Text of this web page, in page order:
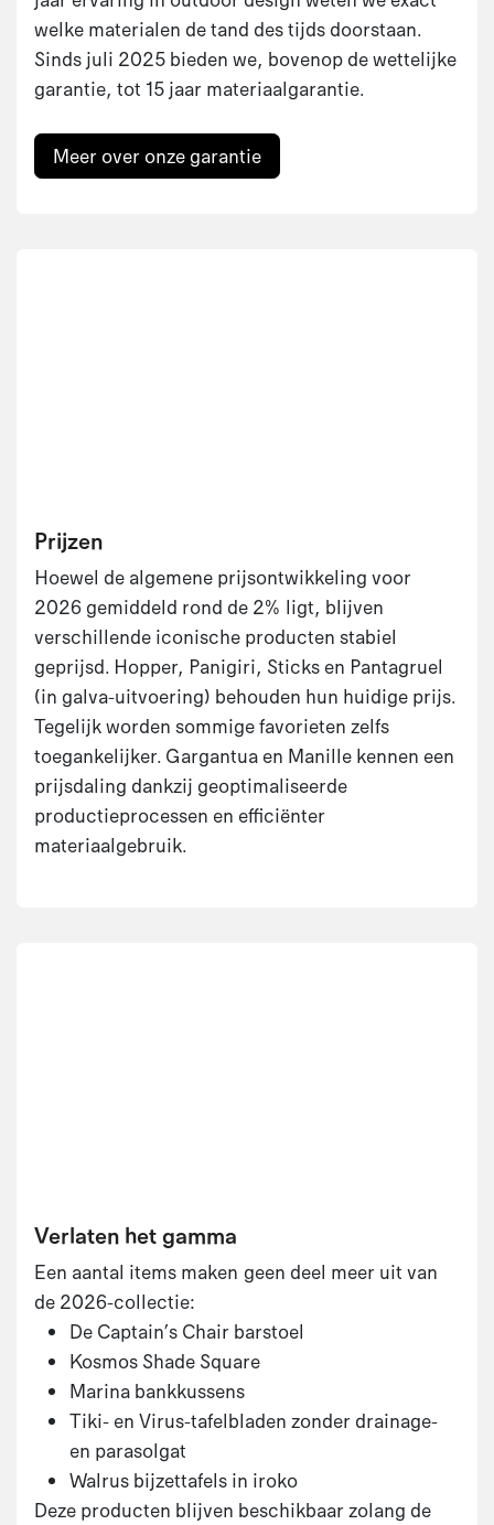
welke materialen de tand des tijds doorstaan.
Sinds juli 2025 bieden we, bovenop de wettelijke
garantie, tot 15 jaar materiaalgarantie.
Meer over onze garantie
Prijzen​
Hoewel de algemene prijsontwikkeling voor
2026 gemiddeld rond de 2% ligt, blijven
verschillende iconische producten stabiel
geprijsd. Hopper, Panigiri, Sticks en Pantagruel
(in galva-uitvoering) behouden hun huidige prijs.
Tegelijk worden sommige favorieten zelfs
toegankelijker. Gargantua en Manille kennen een
prijsdaling dankzij geoptimaliseerde
productieprocessen en efficiënter
materiaalgebruik.
Verlaten het gamma
Een aantal items maken geen deel meer uit van
de 2026-collectie:
De Captain’s Chair barstoel
Kosmos Shade Square
Marina bankkussens
Tiki- en Virus-tafelbladen zonder drainage-
en parasolgat
Walrus bijzettafels in iroko
Deze producten blijven beschikbaar zolang de